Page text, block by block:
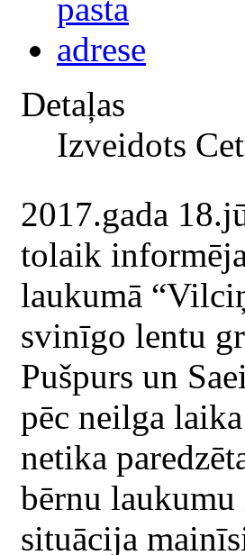
Detaļas
Izveidots
2017.gada
tolaik
laukumā
svinīgo lentu
Pušpurs un
pēc neilga
netika
bērnu laukumu
situācija